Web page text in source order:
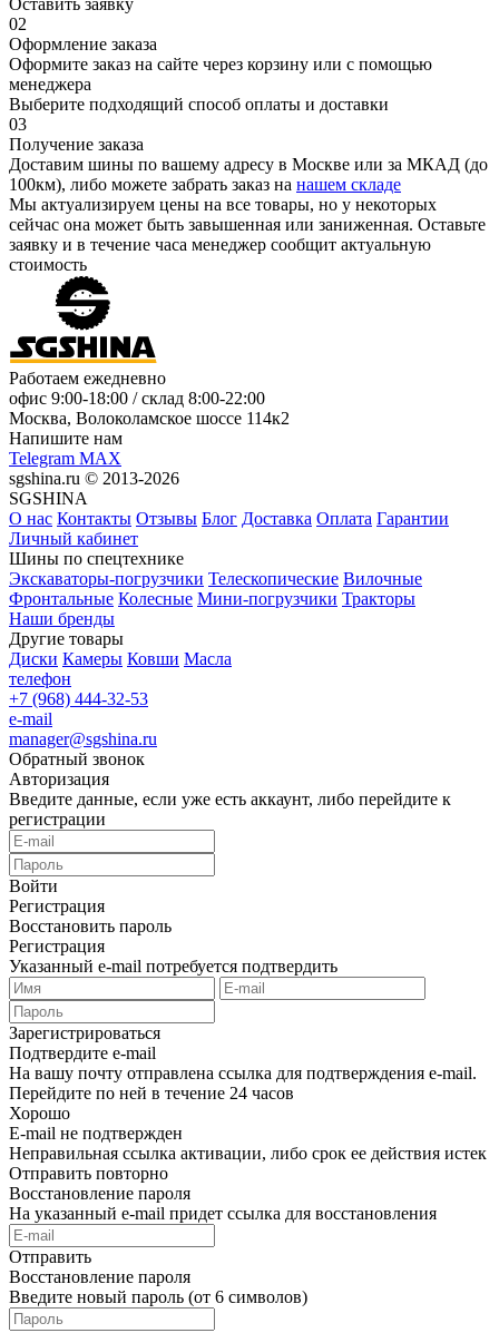
Оставить заявку
02
Оформление заказа
Оформите заказ на сайте через корзину или с помощью
менеджера
Выберите подходящий способ оплаты и доставки
03
Получение заказа
Доставим шины по вашему адресу в Москве или за МКАД (до
100км), либо можете забрать заказ на нашем складе
Мы актуализируем цены на все товары, но у некоторых
сейчас она может быть завышенная или заниженная. Оставьте
заявку и в течение часа менеджер сообщит актуальную
стоимость
Работаем ежедневно
офис 9:00-18:00 / склад 8:00-22:00
Москва, Волоколамское шоссе 114к2
Напишите нам
Telegram MAX
sgshina.ru © 2013-2026
SGSHINA
О нас Контакты Отзывы Блог Доставка Оплата Гарантии
Личный кабинет
Шины по спецтехнике
Экскаваторы-погрузчики Телескопические Вилочные
Фронтальные Колесные Мини-погрузчики Тракторы
Наши бренды
Другие товары
Диски Камеры Ковши Масла
телефон
+7 (968) 444-32-53
e-mail
manager@sgshina.ru
Обратный звонок
Авторизация
Введите данные, если уже есть аккаунт, либо перейдите к
регистрации
Войти
Регистрация
Восстановить пароль
Регистрация
Указанный e-mail потребуется подтвердить
Зарегистрироваться
Подтвердите e-mail
На вашу почту отправлена ссылка для подтверждения e-mail.
Перейдите по ней в течение 24 часов
Хорошо
E-mail не подтвержден
Неправильная ссылка активации, либо срок ее действия истек
Отправить повторно
Восстановление пароля
На указанный e-mail придет ссылка для восстановления
Отправить
Восстановление пароля
Введите новый пароль (от 6 символов)